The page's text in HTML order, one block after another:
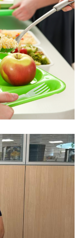
Baix
Nous
2025-
Del
Baix